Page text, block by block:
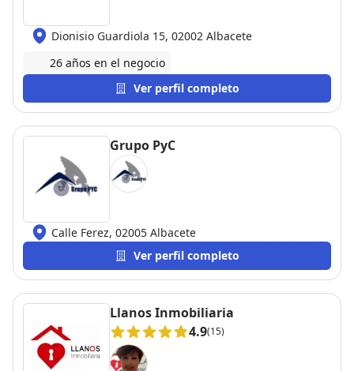
Dionisio Guardiola 15, 02002 Albacete
26 años en el negocio
Ver perfil completo
Grupo PyC
Calle Ferez, 02005 Albacete
Ver perfil completo
Llanos Inmobiliaria
4.9(15)